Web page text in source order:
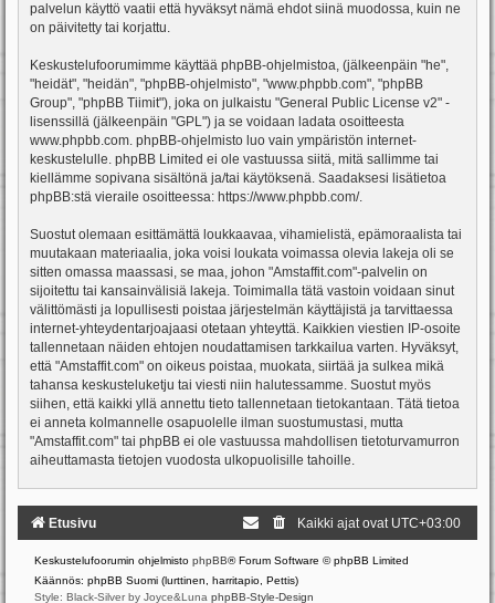
palvelun käyttö vaatii että hyväksyt nämä ehdot siinä muodossa, kuin ne
on päivitetty tai korjattu.
Keskustelufoorumimme käyttää phpBB-ohjelmistoa, (jälkeenpäin "he",
"heidät", "heidän", "phpBB-ohjelmisto", "www.phpbb.com", "phpBB
Group", "phpBB Tiimit"), joka on julkaistu "General Public License v2" -
lisenssillä (jälkeenpäin "GPL") ja se voidaan ladata osoitteesta
www.phpbb.com. phpBB-ohjelmisto luo vain ympäristön internet-
keskustelulle. phpBB Limited ei ole vastuussa siitä, mitä sallimme tai
kiellämme sopivana sisältönä ja/tai käytöksenä. Saadaksesi lisätietoa
phpBB:stä vieraile osoitteessa: https://www.phpbb.com/.
Suostut olemaan esittämättä loukkaavaa, vihamielistä, epämoraalista tai
muutakaan materiaalia, joka voisi loukata voimassa olevia lakeja oli se
sitten omassa maassasi, se maa, johon "Amstaffit.com"-palvelin on
sijoitettu tai kansainvälisiä lakeja. Toimimalla tätä vastoin voidaan sinut
välittömästi ja lopullisesti poistaa järjestelmän käyttäjistä ja tarvittaessa
internet-yhteydentarjoajaasi otetaan yhteyttä. Kaikkien viestien IP-osoite
tallennetaan näiden ehtojen noudattamisen tarkkailua varten. Hyväksyt,
että "Amstaffit.com" on oikeus poistaa, muokata, siirtää ja sulkea mikä
tahansa keskusteluketju tai viesti niin halutessamme. Suostut myös
siihen, että kaikki yllä annettu tieto tallennetaan tietokantaan. Tätä tietoa
ei anneta kolmannelle osapuolelle ilman suostumustasi, mutta
"Amstaffit.com" tai phpBB ei ole vastuussa mahdollisen tietoturvamurron
aiheuttamasta tietojen vuodosta ulkopuolisille tahoille.
Etusivu Kaikki ajat ovat UTC+03:00
Keskustelufoorumin ohjelmisto phpBB® Forum Software © phpBB Limited
Käännös: phpBB Suomi (lurttinen, harritapio, Pettis)
Style: Black-Silver by Joyce&Luna phpBB-Style-Design